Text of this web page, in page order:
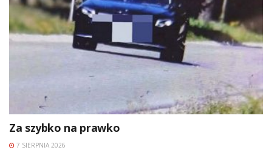
Za szybko na prawko
7 SIERPNIA 2026